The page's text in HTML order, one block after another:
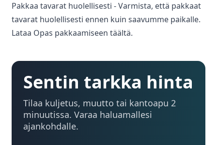
Pakkaa tavarat huolellisesti - Varmista, että pakkaat
tavarat huolellisesti ennen kuin saavumme paikalle.
Lataa Opas pakkaamiseen täältä.
Sentin tarkka hinta
Tilaa kuljetus, muutto tai kantoapu 2
minuutissa. Varaa haluamallesi
ajankohdalle.